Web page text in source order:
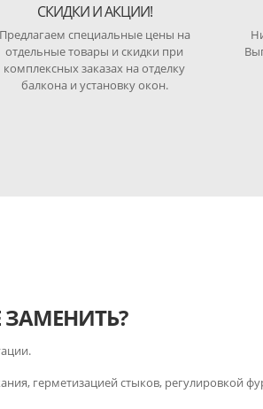
СКИДКИ И АКЦИИ!
Предлагаем специальные цены на
отдельные товары и скидки при
комплексных заказах на отделку
балкона и установку окон.
герметизацией стыков, регулировкой